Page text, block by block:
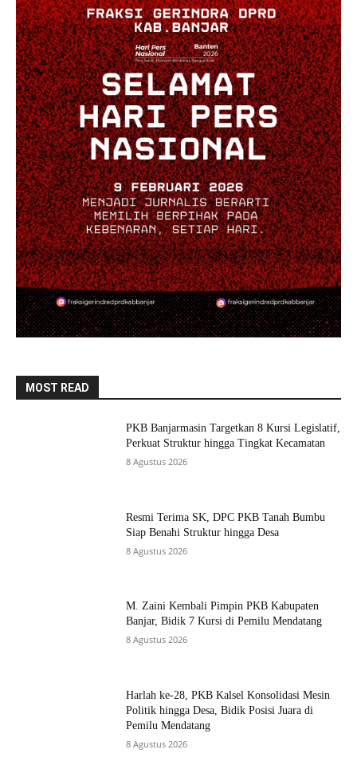
MOST READ
PKB Banjarmasin Targetkan 8 Kursi Legislatif,
Perkuat Struktur hingga Tingkat Kecamatan
8 Agustus 2026
Resmi Terima SK, DPC PKB Tanah Bumbu
Siap Benahi Struktur hingga Desa
8 Agustus 2026
M. Zaini Kembali Pimpin PKB Kabupaten
Banjar, Bidik 7 Kursi di Pemilu Mendatang
8 Agustus 2026
Harlah ke-28, PKB Kalsel Konsolidasi Mesin
Politik hingga Desa, Bidik Posisi Juara di
Pemilu Mendatang
8 Agustus 2026